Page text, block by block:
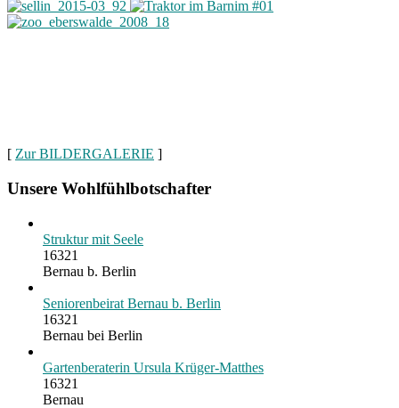
[ Zur BILDERGALERIE ]
Unsere Wohlfühlbotschafter
Struktur mit Seele
16321
Bernau b. Berlin
Seniorenbeirat Bernau b. Berlin
16321
Bernau bei Berlin
Gartenberaterin Ursula Krüger-Matthes
16321
Bernau